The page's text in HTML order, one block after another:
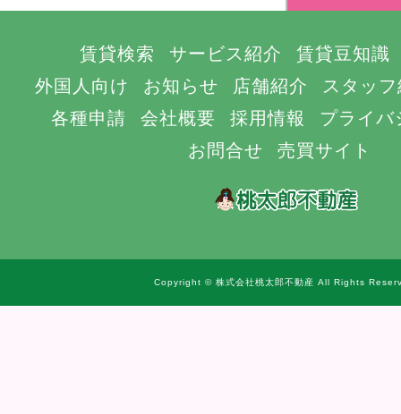
賃貸検索 サービス紹介
賃貸豆知識
外国人向け
お知らせ 店舗紹介
スタッ
各種申請
会社概要 採用情報
プライバ
お問合せ
売買サイト
Copyright © 株式会社桃太郎不動産 All Rights